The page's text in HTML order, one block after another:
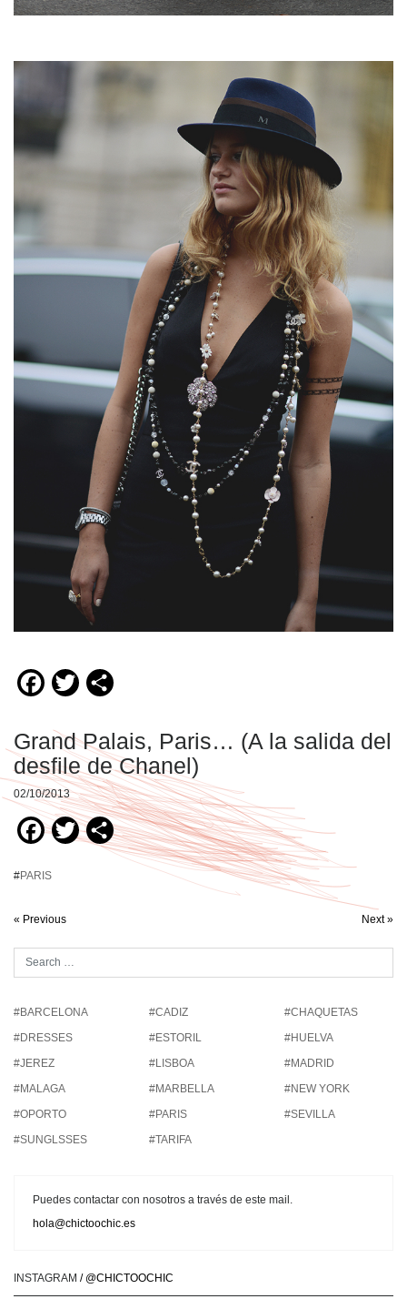
Facebook
Twitter
Grand Palais, Paris… (A la salida del
desfile de Chanel)
02/10/2013
Facebook
TwitterCompartir
#PARIS
« Previous Next »
#BARCELONA #CADIZ
#CHAQUETAS
#DRESSES
#ESTORIL
#HUELVA
#JEREZ
#LISBOA
#MADRID
#MALAGA
#MARBELLA
#NEW YORK
#OPORTO
#PARIS
#SEVILLA
#SUNGLSSES
#TARIFA
Puedes contactar con nosotros a través de este mail.
hola@chictoochic.es
INSTAGRAM / @CHICTOOCHIC